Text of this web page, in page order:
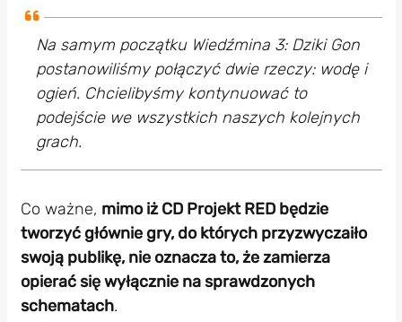
Na samym początku Wiedźmina 3: Dziki Gon
postanowiliśmy połączyć dwie rzeczy: wodę i
ogień. Chcielibyśmy kontynuować to
podejście we wszystkich naszych kolejnych
grach.
Co ważne, mimo iż CD Projekt RED będzie
tworzyć głównie gry, do których przyzwyczaiło
swoją publikę, nie oznacza to, że zamierza
opierać się wyłącznie na sprawdzonych
schematach.